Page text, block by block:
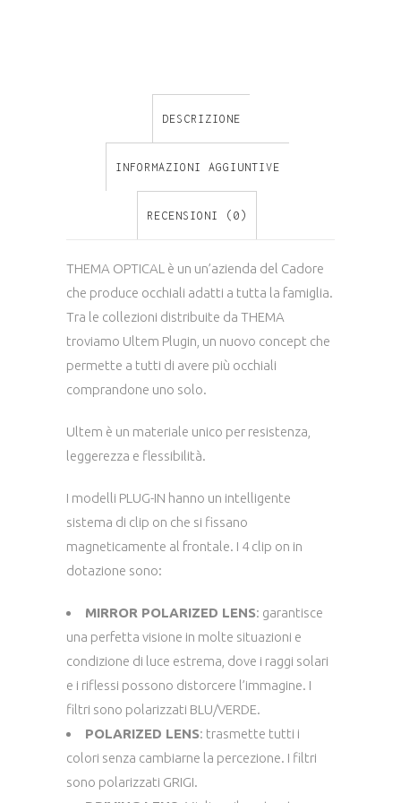
DESCRIZIONE
INFORMAZIONI AGGIUNTIVE
RECENSIONI (0)
THEMA OPTICAL è un un’azienda del Cadore
che produce occhiali adatti a tutta la famiglia.
Tra le collezioni distribuite da THEMA
troviamo Ultem Plugin, un nuovo concept che
permette a tutti di avere più occhiali
comprandone uno solo.
Ultem è un materiale unico per resistenza,
leggerezza e flessibilità.
I modelli PLUG-IN hanno un intelligente
sistema di clip on che si fissano
magneticamente al frontale. I 4 clip on in
dotazione sono:
MIRROR POLARIZED LENS: garantisce
una perfetta visione in molte situazioni e
condizione di luce estrema, dove i raggi solari
e i riflessi possono distorcere l’immagine. I
filtri sono polarizzati BLU/VERDE.
POLARIZED LENS: trasmette tutti i
colori senza cambiarne la percezione. I filtri
sono polarizzati GRIGI.